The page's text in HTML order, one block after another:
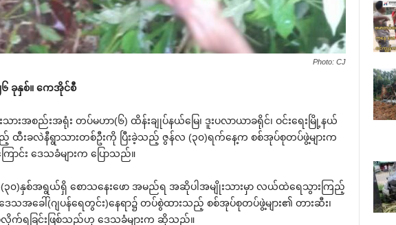
Photo: CJ
ခုနှစ်။‌ ကေအိုင်စီ
အစည်းအရုံး တပ်မဟာ(၆) ထိန်းချုပ်နယ်မြေ၊ ဒူးပလာယာခရိုင်၊ ဝင်းရေးမြို့နယ်
းခလဲနီရွာသားတစ်ဦးကို ပြီးခဲ့သည့် ဇွန်လ (၃၀)ရက်နေ့က စစ်အုပ်စုတပ်ဖွဲ့များက
ာင်း ဒေသခံများက ပြောသည်။
၀)နှစ်အရွယ်ရှိ စောသနေးဖော အမည်ရ အဆိုပါအမျိုးသားမှာ လယ်ထဲရေသွားကြည့်
ေသအခေါ်(ဂျပန်ရေတွင်း)နေရာ၌ တပ်စွဲထားသည့် စစ်အုပ်စုတပ်ဖွဲ့များ၏ တားဆီး၊
လိုက်ရခြင်းဖြစ်သည်ဟု ဒေသခံများက ဆိုသည်။